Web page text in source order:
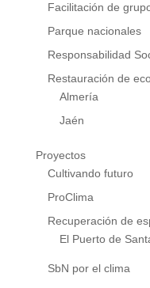
Facilitación de
Parque nacionales
Responsabilidad
Restauración de
Almería
Jaén
Proyectos
Cultivando futuro
ProClima
Recuperación de
El Puerto de
SbN por el clima